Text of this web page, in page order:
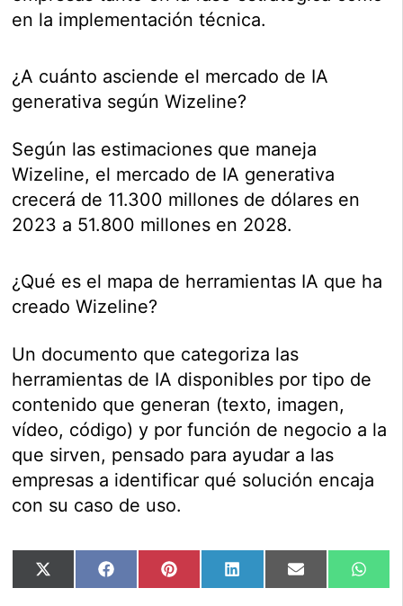
en la implementación técnica.
¿A cuánto asciende el mercado de IA
generativa según Wizeline?
Según las estimaciones que maneja
Wizeline, el mercado de IA generativa
crecerá de 11.300 millones de dólares en
2023 a 51.800 millones en 2028.
¿Qué es el mapa de herramientas IA que ha
creado Wizeline?
Un documento que categoriza las
herramientas de IA disponibles por tipo de
contenido que generan (texto, imagen,
vídeo, código) y por función de negocio a la
que sirven, pensado para ayudar a las
empresas a identificar qué solución encaja
con su caso de uso.
Compartir
en
X
Compartir
en
FacebookCompartir
en
PinterestCompartir
en
LinkedInCompartir
en
Email
en